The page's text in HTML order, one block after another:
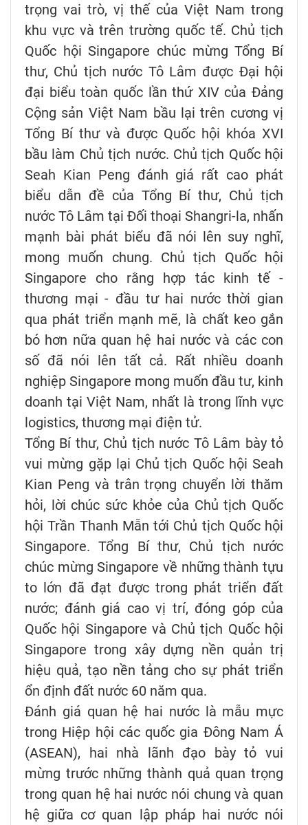
trọng vai trò, vị thế của Việt Nam trong
khu vực và trên trường quốc tế. Chủ tịch
Quốc hội Singapore chúc mừng Tổng Bí
thư, Chủ tịch nước Tô Lâm được Đại hội
đại biểu toàn quốc lần thứ XIV của Đảng
Cộng sản Việt Nam bầu lại trên cương vị
Tổng Bí thư và được Quốc hội khóa XVI
bầu làm Chủ tịch nước. Chủ tịch Quốc hội
Seah Kian Peng đánh giá rất cao phát
biểu dẫn đề của Tổng Bí thư, Chủ tịch
nước Tô Lâm tại Đối thoại Shangri-la, nhấn
mạnh bài phát biểu đã nói lên suy nghĩ,
mong muốn chung. Chủ tịch Quốc hội
Singapore cho rằng hợp tác kinh tế -
thương mại - đầu tư hai nước thời gian
qua phát triển mạnh mẽ, là chất keo gắn
bó hơn nữa quan hệ hai nước và các con
số đã nói lên tất cả. Rất nhiều doanh
nghiệp Singapore mong muốn đầu tư, kinh
doanh tại Việt Nam, nhất là trong lĩnh vực
logistics, thương mại điện tử.
Tổng Bí thư, Chủ tịch nước Tô Lâm bày tỏ
vui mừng gặp lại Chủ tịch Quốc hội Seah
Kian Peng và trân trọng chuyển lời thăm
hỏi, lời chúc sức khỏe của Chủ tịch Quốc
hội Trần Thanh Mẫn tới Chủ tịch Quốc hội
Singapore. Tổng Bí thư, Chủ tịch nước
chúc mừng Singapore về những thành tựu
to lớn đã đạt được trong phát triển đất
nước; đánh giá cao vị trí, đóng góp của
Quốc hội Singapore và Chủ tịch Quốc hội
Singapore trong xây dựng nền quản trị
hiệu quả, tạo nền tảng cho sự phát triển
ổn định đất nước 60 năm qua.
Đánh giá quan hệ hai nước là mẫu mực
trong Hiệp hội các quốc gia Đông Nam Á
(ASEAN), hai nhà lãnh đạo bày tỏ vui
mừng trước những thành quả quan trọng
trong quan hệ hai nước nói chung và quan
hệ giữa cơ quan lập pháp hai nước nói